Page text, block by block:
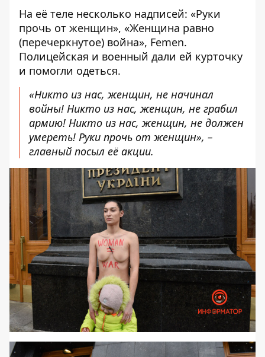
На её теле несколько надписей: «Руки
прочь от женщин», «Женщина равно
(перечеркнутое) война», Femen.
Полицейская и военный дали ей курточку
и помогли одеться.
«Никто из нас, женщин, не начинал
войны! Никто из нас, женщин, не грабил
армию! Никто из нас, женщин, не должен
умереть! Руки прочь от женщин», –
главный посыл её акции.